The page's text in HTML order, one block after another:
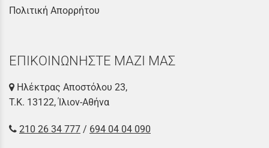
Πολιτική Απορρήτου
ΕΠΙΚΟΙΝΩΝΗΣΤΕ ΜΑΖΙ ΜΑΣ
Ηλέκτρας Αποστόλου 23,
Τ.Κ. 13122, Ίλιον-Αθήνα
210 26 34 777 / 694 04 04 090